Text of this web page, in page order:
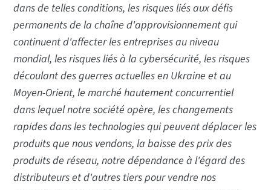
dans de telles conditions, les risques liés aux défis
permanents de la chaîne d'approvisionnement qui
continuent d'affecter les entreprises au niveau
mondial, les risques liés à la cybersécurité, les risques
découlant des guerres actuelles en Ukraine et au
Moyen-Orient, le marché hautement concurrentiel
dans lequel notre société opère, les changements
rapides dans les technologies qui peuvent déplacer les
produits que nous vendons, la baisse des prix des
produits de réseau, notre dépendance à l'égard des
distributeurs et d'autres tiers pour vendre nos